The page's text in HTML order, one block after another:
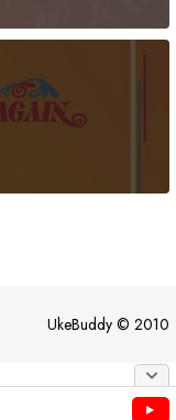
UkeBuddy © 2010